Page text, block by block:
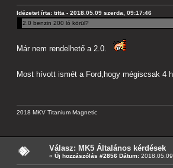
Idézetet írta: titta - 2018.05.09 szerda, 09:17:46
2.0 benzin 200 ló körül?
Már nem rendelhető a 2.0.
Most hívott ismét a Ford,hogy mégiscsak 4
2018 MKV Titanium Magnetic
Válasz: MK5 Általános kérdések
« Új hozzászólás #2856 Dátum: